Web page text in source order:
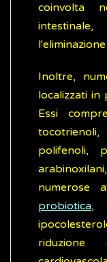
coinvolta
Inoltre,
localizzati
Essi
polifenoli,
numerose
probiotica,